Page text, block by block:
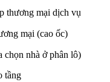
thương mại dịch vụ
mại (cao ốc)
chọn nhà ở phân lô)
tầng